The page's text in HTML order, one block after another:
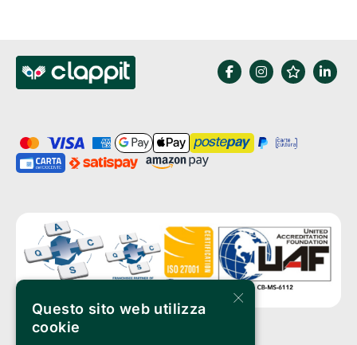
×
Questo sito web utilizza
cookie